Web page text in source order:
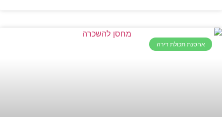
אחסנת תכולת דירה